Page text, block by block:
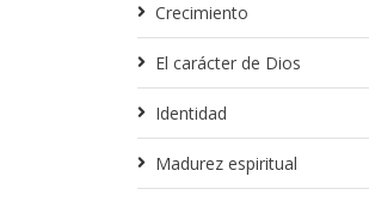
Crecimiento
El carácter de Dios
Identidad
Madurez espiritual